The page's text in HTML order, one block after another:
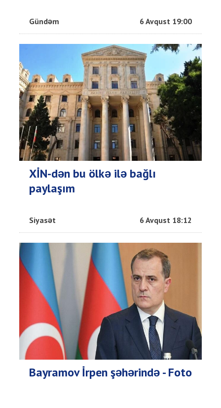
Gündəm 6 Avqust 19:00
XİN-dən bu ölkə ilə bağlı
paylaşım
Siyasət 6 Avqust 18:12
Bayramov İrpen şəhərində - Foto